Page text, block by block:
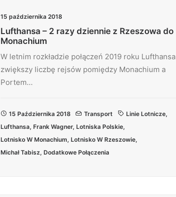
15 października 2018
Lufthansa – 2 razy dziennie z Rzeszowa do
Monachium
W letnim rozkładzie połączeń 2019 roku Lufthansa
zwiększy liczbę rejsów pomiędzy Monachium a
Portem…
15 Października 2018 Transport Linie Lotnicze,
Lufthansa, Frank Wagner, Lotniska Polskie,
Lotnisko W Monachium, Lotnisko W Rzeszowie,
Michał Tabisz, Dodatkowe Połączenia